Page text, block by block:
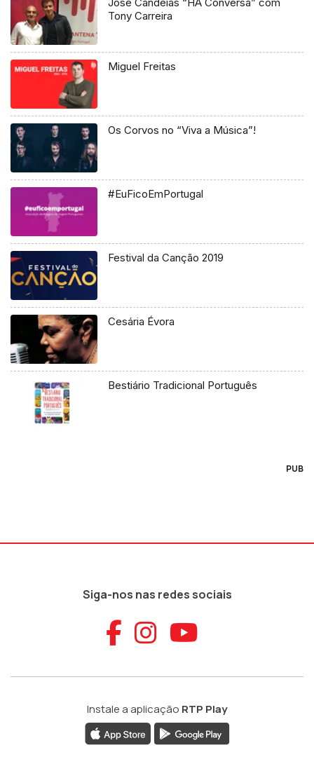
José Candeias “HÁ Conversa” com
Tony Carreira
Miguel Freitas
Os Corvos no “Viva a Música”!
#EuFicoEmPortugal
Festival da Canção 2019
Cesária Évora
Bestiário Tradicional Português
PUB
Siga-nos nas redes sociais
Aceder ao
Aceder ao
Aceder
Instale a aplicação RTP Play